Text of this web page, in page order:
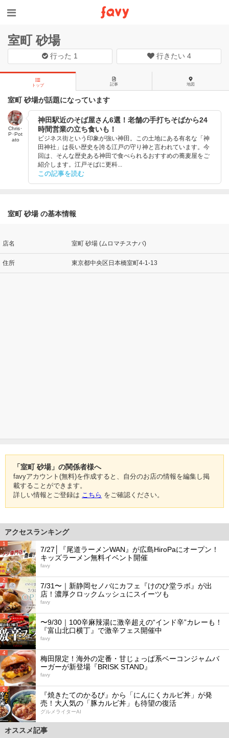
室町 砂場
行った 1 行きたい 4
トップ 記事 地図
室町 砂場が話題になっています
Chris･
P･Pot
ato
神田駅近のそば屋さん6選！老舗の手打ちそばから24
時間営業の立ち食いも！
ビジネス街という印象が強い神田。この土地にある有名な「神
田神社」は長い歴史を誇る江戸の守り神と言われています。今
回は、そんな歴史ある神田で食べられるおすすめの蕎麦屋をご
紹介します。江戸そばに更科...
この記事を読む
室町 砂場 の基本情報
店名 室町 砂場 (ムロマチスナバ)
住所 東京都中央区日本橋室町4-1-13
「室町 砂場」の関係者様へ
favyアカウント(無料)を作成すると、自分のお店の情報を編集し掲
載することができます。
詳しい情報とご登録は こちら をご確認ください。
アクセスランキング
1
7/27│『尾道ラーメンWAN』が広島HiroPaにオープン！
キッズラーメン無料イベント開催
favy
2
7/31〜｜新静岡セノバにカフェ『けのひ堂ラボ』が出
店！濃厚クロックムッシュにスイーツも
favy
3
〜9/30｜100辛麻辣湯に激辛超えの“インド辛”カレーも！
『富山北口横丁』で激辛フェス開催中
favy
4
梅田限定！海外の定番・甘じょっぱ系ベーコンジャムバ
ーガーが新登場『BRISK STAND』
favy
5
『焼きたてのかるび』から「にんにくカルビ丼」が発
売！大人気の「豚カルビ丼」も待望の復活
グルメライターAI
オススメ記事